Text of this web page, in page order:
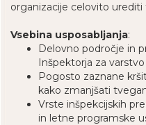
organizacije celovito urediti
Vsebina usposabljanja:
Delovno področje in
Inšpektorja za
Pogosto zaznane
kako zmanjšati
Vrste inšpekcijskih
in letne programske